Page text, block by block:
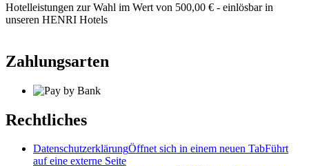
Hotelleistungen zur Wahl im Wert von 500,00 € - einlösbar in
unseren HENRI Hotels
Zahlungsarten
Rechtliches
DatenschutzerklärungÖffnet sich in einem neuen TabFührt
auf eine externe Seite